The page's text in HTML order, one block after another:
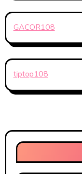
GACOR108
tiptop108